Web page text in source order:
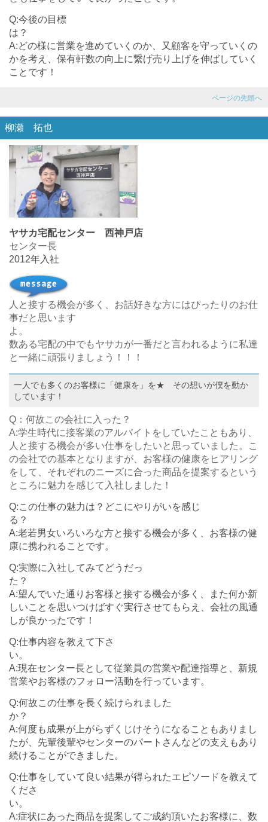
Q:今後の目標
A:どの様に営業を進めていくのか、又顧客を守っていくの
かを考え、保有軒数の向上に繋げ売り上げを伸ばしていく
ことです！
ページの先頭へ
柳瀬 拓也
ヤサカ宅配センター 西神戸店
センター長
2012年入社
人と接する機会が多く、お話好きな方にはぴったりのお仕
事だと思います
数ある宅配の中でもヤサカが一番だと言われるように私達
と一緒に頑張りましょう！！！
一人でも多くのお客様に「健康を」を★ その想いが僕を動か
しています！
Q：何故この会社に入った？
A:学生時代に接客業のアルバイトをしていたこともあり、
人と接する機会が多い仕事をしたいと思っていました。こ
の会社での基本となりますが、お客様の健康をヒアリング
をして、それぞれのニーズに合った商品を提案するという
ところに魅力を感じて入社しました！
Q:この仕事の魅力は？どこにやりがいを感じ
A:老若男女いろいろな方と接する機会が多く、お客様の健
康に携われることです。
Q:実際に入社してみてどうだっ
A:望んでいた通りお客様と接する機会が多く、また何か新
しいことを思いつけばすぐ実行させてもらえ、会社の風通
しが良かったです！
Q:仕事内容を教えて下さ
A:現在センター長として従業員の営業や配達指導と、新規
営業やお客様のフォロー活動を行っています。
Q:何故この仕事を長く続けられました
A:何度も成果が上がらずくじけそうになることもありまし
たが、先輩後輩やセンターのパートさんなどの支えもあり
続けることができました。
Q:仕事をしていて良い結果が得られたエピソードを教えて
くださ
A:症状にあった商品を提案してご成約頂いたお客様に、数